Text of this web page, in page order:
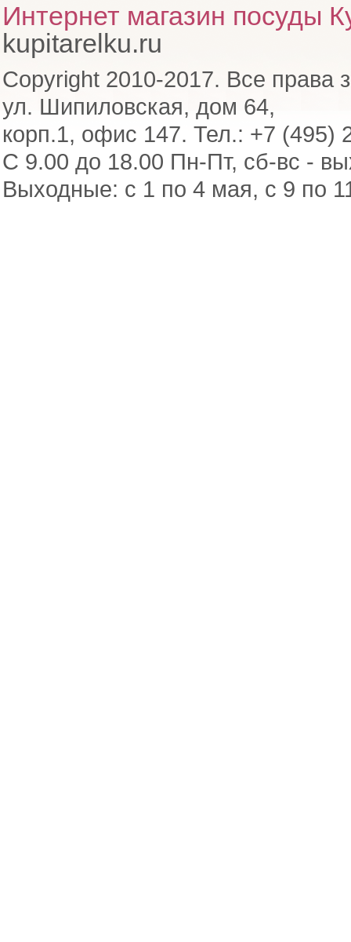
Интернет магазин посуды
kupitarelku.ru
Copyright 2010-2017. Все права
ул. Шипиловская, дом 64,
корп.1, офис 147. Тел.: +7 (495)
С 9.00 до 18.00 Пн-Пт, сб-вс -
Выходные: с 1 по 4 мая, с 9 по